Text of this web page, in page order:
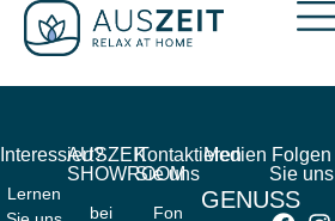
Beitrag 01
Interessiert?
Lernen
AUSZEIT
SHOWROOM
bei
Kontaktieren
Sie uns
Fon
Medien
GENUSS
Folgen
Sie uns